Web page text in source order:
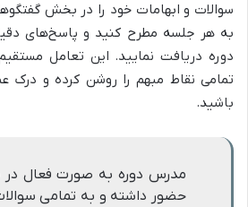
سوالات و ابهامات خود را در بخش
به هر جلسه مطرح کنید و پاسخ‌های
دوره دریافت نمایید. این تعامل
تمامی نقاط مبهم را روشن کرده و درک
باشید.
مدرس دوره به صورت فعال
حضور داشته و به تمامی